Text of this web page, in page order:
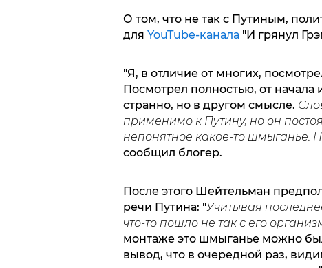
О том, что не так с Путиным,
для YouTube-канала"И грянул
"Я, в отличие от многих,
Посмотрел полностью, от начала
странно, но в другом смысле.
применимо к Путину, но он
непонятное какое-то шмыганье.
сообщил блогер.
После этого Шейтельман
речи Путина: "Учитывая
что-то пошло не так с его
монтаже это шмыганье можно
вывод, что в очередной раз,